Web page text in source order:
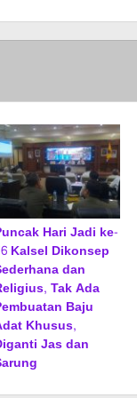
Hari Jadi ke-
Kalsel Dikonsep
dan
Tak Ada
Baju
Khusus,
Jas dan